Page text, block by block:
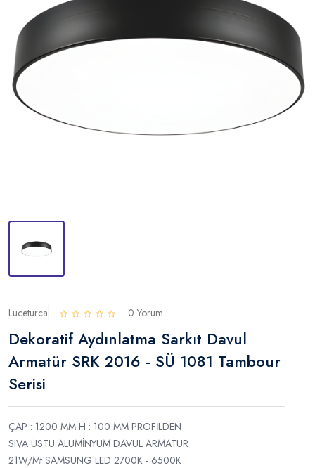
Luceturca 0 Yorum
Dekoratif Aydınlatma Sarkıt Davul
Armatür SRK 2016 - SÜ 1081 Tambour
Serisi
ÇAP : 1200 MM H : 100 MM PROFİLDEN
SIVA ÜSTÜ ALÜMİNYUM DAVUL ARMATÜR
21W/Mt SAMSUNG LED 2700K - 6500K